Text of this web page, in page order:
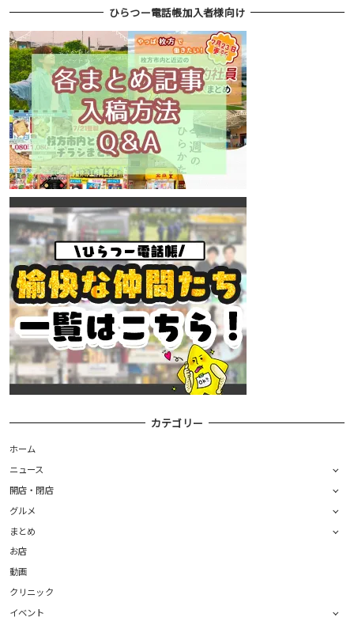
ひらつー電話帳加入者様向け
カテゴリー
ホーム
ニュース
開店・閉店
グルメ
まとめ
お店
動画
クリニック
イベント